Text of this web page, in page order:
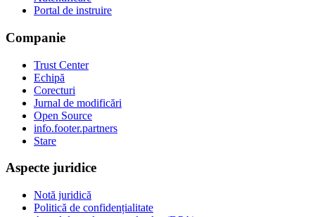
Portal de instruire
Companie
Trust Center
Echipă
Corecturi
Jurnal de modificări
Open Source
info.footer.partners
Stare
Aspecte juridice
Notă juridică
Politică de confidențialitate